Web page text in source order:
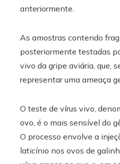
anteriormente.
As amostras contendo
posteriormente testadas
vivo da gripe aviária, que,
representar uma ameaça
O teste de vírus vivo,
ovo, é o mais sensível do
O processo envolve a
laticínio nos ovos de